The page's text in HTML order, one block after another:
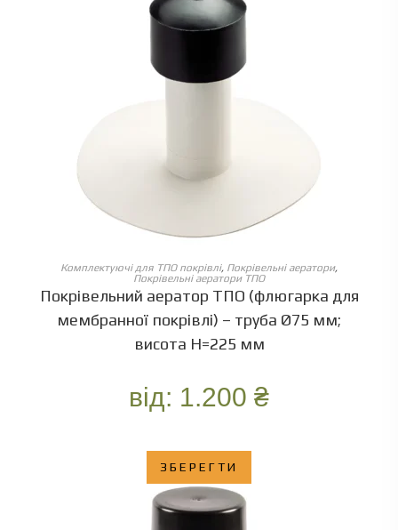
ОБЕРІТЬ ОПЦІЇ
Комплектуючі для ТПО покрівлі, Покрівельні аератори,
Покрівельні аератори ТПО
Покрівельний аератор ТПО (флюгарка для
мембранної покрівлі) – труба Ø75 мм;
висота Н=225 мм
від: 1.200 ₴
ЗБЕРЕГТИ